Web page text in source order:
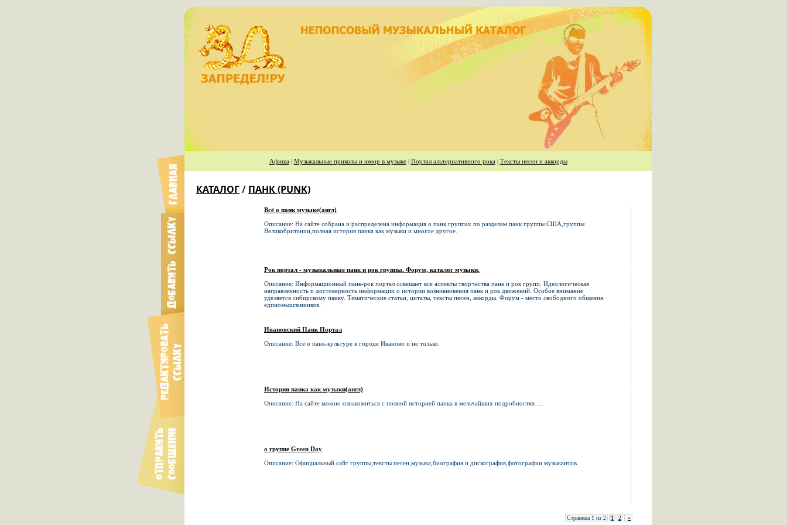
Афиша| Музыкальные приколы и юмор в музыке| Портал альтернативного рока| Тексты песен и аккорды
КАТАЛОГ/ ПАНК (PUNK)
Всё о панк музыке(англ)
Описание: На сайте собрана и распределена информация о панк группах по разделам панк группы США,группы
Великобритании,полная история панка как музыки и многое другое.
Рок портал - музыкальные панк и рок группы. Форум, каталог музыки.
Описание: Информационный панк-рок портал освещает все аспекты творчества панк и рок групп. Идеологическая
направленность и достоверность информации о истории возникновения панк и рок движений. Особое внимание
уделяется сибирскому панку. Тематические статьи, цитаты, тексты песен, аккорды. Форум - место свободного общения
единомышленников.
Ивановский Панк Портал
Описание: Всё о панк-культуре в городе Иваново и не только.
История панка как музыки(англ)
Описание: На сайте можно ознакомиться с полной историей панка в мельчайших подробностях....
о группе Green Day
Описание: Официальный сайт группы,тексты песен,музыка,биография и дискография,фотографии музыкантов.
Страница 1 из 2 1 2 »